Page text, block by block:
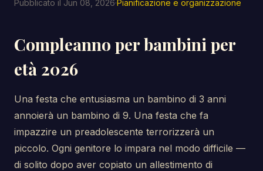
Pubblicato il Jun 08, 2026·Pianificazione e organizzazione
Compleanno per bambini per
età 2026
Una festa che entusiasma un bambino di 3 anni
annoierà un bambino di 9. Una festa che fa
impazzire un preadolescente terrorizzerà un
piccolo. Ogni genitore lo impara nel modo difficile —
di solito dopo aver copiato un allestimento di